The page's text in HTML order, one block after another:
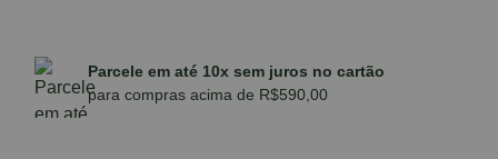
Parcele em até 10x sem juros no cartão
para compras acima de R$590,00